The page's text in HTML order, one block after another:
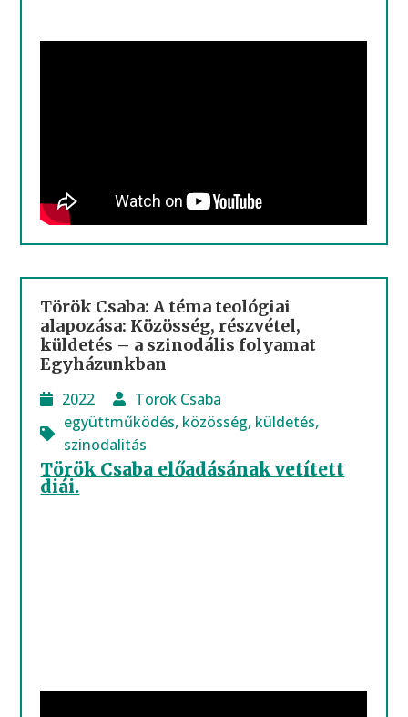
Török Csaba: A téma teológiai
alapozása: Közösség, részvétel,
küldetés – a szinodális folyamat
Egyházunkban
2022
Török Csaba
együttműködés, közösség, küldetés,
szinodalitás
Török Csaba előadásának vetített
diái.